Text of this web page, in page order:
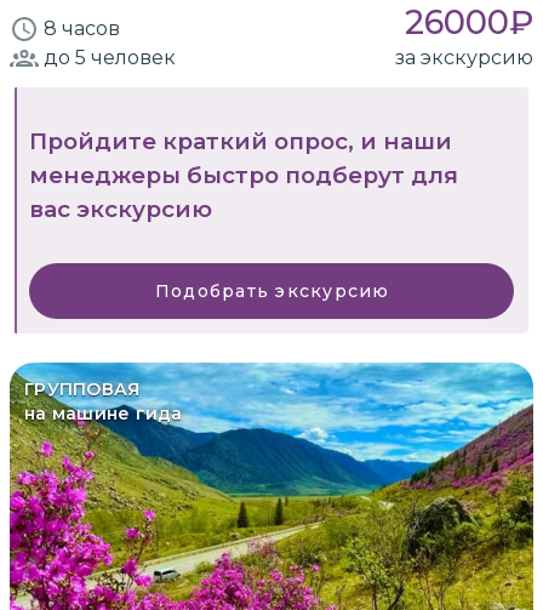
8 часов 26000₽
до 5 человек за экскурсию
Пройдите краткий опрос, и наши
менеджеры быстро подберут для
вас экскурсию
Подобрать экскурсию
ГРУППОВАЯ
на машине гида